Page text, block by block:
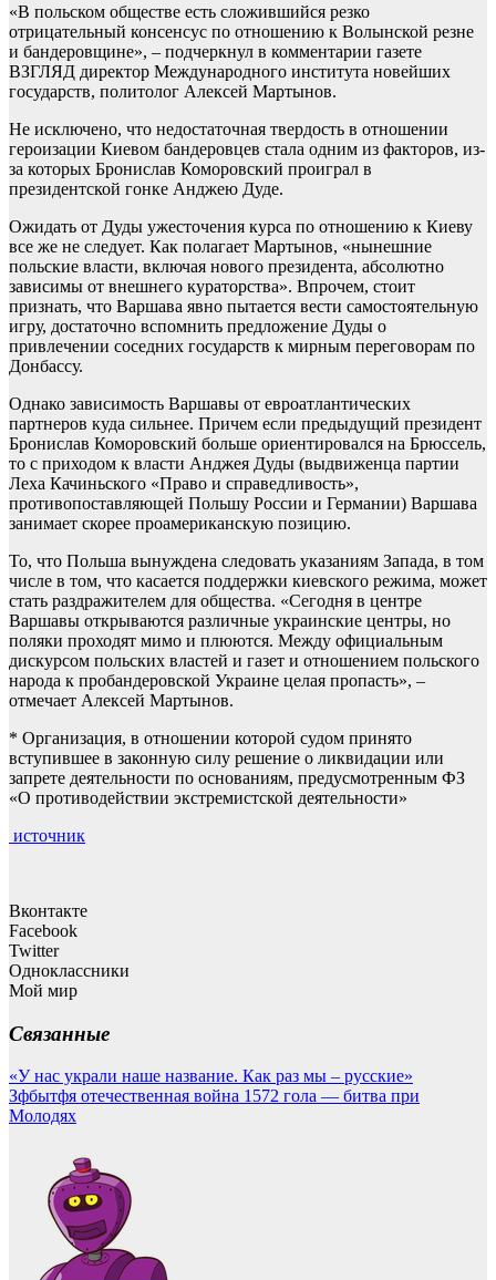
«В польском обществе есть сложившийся резко
отрицательный консенсус по отношению к Волынской резне
и бандеровщине», – подчеркнул в комментарии газете
ВЗГЛЯД директор Международного института новейших
государств, политолог Алексей Мартынов.
Не исключено, что недостаточная твердость в отношении
героизации Киевом бандеровцев стала одним из факторов, из-
за которых Бронислав Коморовский проиграл в
президентской гонке Анджею Дуде.
Ожидать от Дуды ужесточения курса по отношению к Киеву
все же не следует. Как полагает Мартынов, «нынешние
польские власти, включая нового президента, абсолютно
зависимы от внешнего кураторства». Впрочем, стоит
признать, что Варшава явно пытается вести самостоятельную
игру, достаточно вспомнить предложение Дуды о
привлечении соседних государств к мирным переговорам по
Донбассу.
Однако зависимость Варшавы от евроатлантических
партнеров куда сильнее. Причем если предыдущий президент
Бронислав Коморовский больше ориентировался на Брюссель,
то с приходом к власти Анджея Дуды (выдвиженца партии
Леха Качиньского «Право и справедливость»,
противопоставляющей Польшу России и Германии) Варшава
занимает скорее проамериканскую позицию.
То, что Польша вынуждена следовать указаниям Запада, в том
числе в том, что касается поддержки киевского режима, может
стать раздражителем для общества. «Сегодня в центре
Варшавы открываются различные украинские центры, но
поляки проходят мимо и плюются. Между официальным
дискурсом польских властей и газет и отношением польского
народа к пробандеровской Украине целая пропасть», –
отмечает Алексей Мартынов.
* Организация, в отношении которой судом принято
вступившее в законную силу решение о ликвидации или
запрете деятельности по основаниям, предусмотренным ФЗ
«О противодействии экстремистской деятельности»
источник
Вконтакте
Facebook
Twitter
Одноклассники
Мой мир
Связанные
Навигация
по
«У нас украли наше название. Как раз мы – русские»
Зфбытфя отечественная война 1572 гола — битва при
Молодях